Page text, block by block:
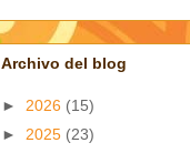
Archivo del blog
► 2026 (15)
► 2025 (23)